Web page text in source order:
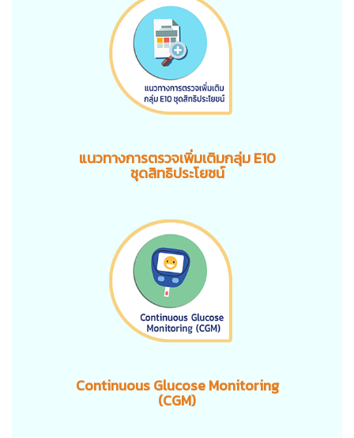
แนวทางการตรวจเพิ่มเติมกลุ่ม E10
ชุดสิทธิประโยชน์
Continuous Glucose Monitoring
(CGM)